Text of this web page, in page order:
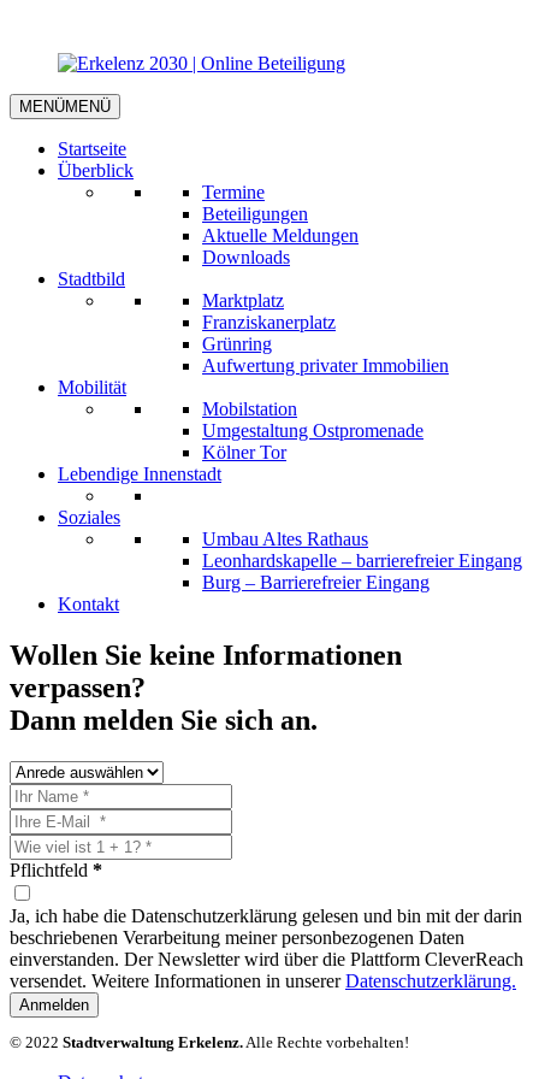
MENÜMENÜ
Startseite
Überblick
Termine
Beteiligungen
Aktuelle Meldungen
Downloads
Stadtbild
Marktplatz
Franziskanerplatz
Grünring
Aufwertung privater Immobilien
Mobilität
Mobilstation
Umgestaltung Ostpromenade
Kölner Tor
Lebendige Innenstadt
Soziales
Umbau Altes Rathaus
Leonhardskapelle – barrierefreier Eingang
Burg – Barrierefreier Eingang
Kontakt
Wollen Sie keine Informationen
verpassen?
Dann melden Sie sich an.
Pflichtfeld *
Ja, ich habe die Datenschutzerklärung gelesen und bin mit der darin
beschriebenen Verarbeitung meiner personbezogenen Daten
einverstanden. Der Newsletter wird über die Plattform CleverReach
versendet. Weitere Informationen in unsererDatenschutzerklärung.
Anmelden
© 2022 Stadtverwaltung Erkelenz.Alle Rechte vorbehalten!